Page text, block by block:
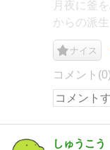
月夜に釜
からの派
ナイス
コメント(0)
しゅうこう